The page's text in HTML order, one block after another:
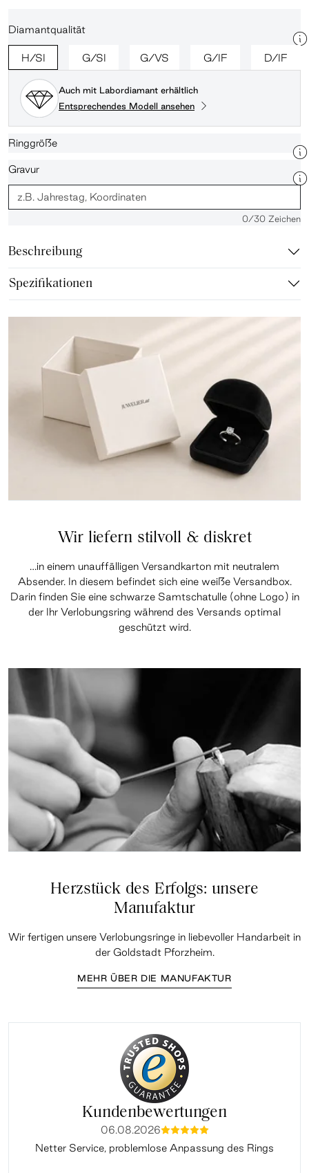
Diamantqualität
H/SI G/SI G/VS G/IF D/IF
Auch mit Labordiamant erhältlich
Entsprechendes Modell ansehen
Ringgröße
Gravur
0/30 Zeichen
Beschreibung
Spezifikationen
Wir liefern stilvoll & diskret
…in einem unauffälligen Versandkarton mit neutralem
Absender. In diesem befindet sich eine weiße Versandbox.
Darin finden Sie eine schwarze Samtschatulle (ohne Logo) in
der Ihr Verlobungsring während des Versands optimal
geschützt wird.
Herzstück des Erfolgs: unsere
Manufaktur
Wir fertigen unsere Verlobungsringe in liebevoller Handarbeit in
der Goldstadt Pforzheim.
MEHR ÜBER DIE MANUFAKTUR
Kundenbewertungen
06.08.2026mmmmm
Netter Service, problemlose Anpassung des Rings